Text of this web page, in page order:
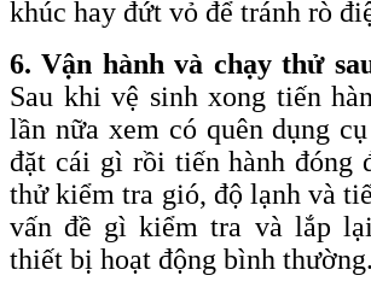
khúc hay đứt vỏ để tránh rò
6. Vận hành và chạy thử
Sau khi vệ sinh xong tiến
lần nữa xem có quên dụng
đặt cái gì rồi tiến hành đóng
thử kiểm tra gió, độ lạnh và
vấn đề gì kiểm tra và lắp
thiết bị hoạt động bình thường.